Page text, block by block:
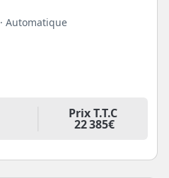
· Automatique
Prix T.T.C
22 385€